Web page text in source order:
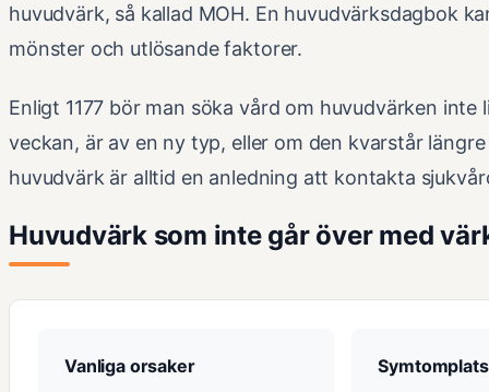
huvudvärk, så kallad MOH. En huvudvärksdagbok
mönster och utlösande faktorer.
Enligt 1177 bör man söka vård om huvudvärken
veckan, är av en ny typ, eller om den kvarstår
huvudvärk är alltid en anledning att kontakta
Huvudvärk som inte går över med
Vanliga orsaker